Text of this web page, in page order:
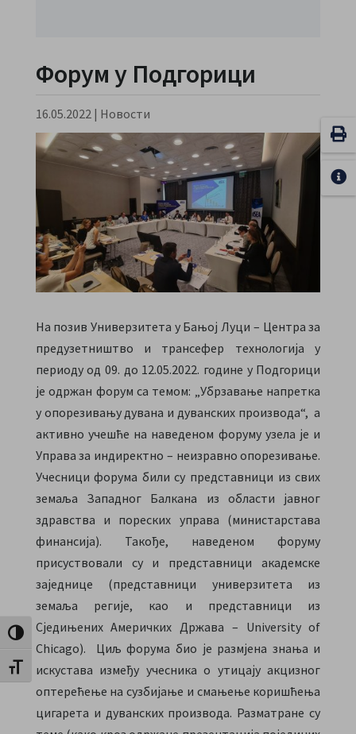
Toggle High Contrast
Toggle Font size
Форум у Подгорици
16.05.2022 | Новости
На позив Универзитета у Бањој Луци – Центра за
предузетништво и трансефер технологија у
периоду од 09. до 12.05.2022. године у Подгорици
је одржан форум са темом: „Убрзавање напретка
у опорезивању дувана и дуванских производа“, а
активно учешће на наведеном форуму узела је и
Управа за индиректно – неизравно опорезивање.
Учесници форума били су представници из свих
земаља Западног Балкана из области јавног
здравства и пореских управа (министарстава
финансија). Такође, наведеном форуму
присуствовали су и представници академске
заједнице (представници универзитета из
земаља регије, као и представници из
Сједињених Америчких Држава – University of
Chicago). Циљ форума био је размјена знања и
искустава између учесника о утицају акцизног
оптерећење на сузбијање и смањење коришћења
цигарета и дуванских производа. Разматране су